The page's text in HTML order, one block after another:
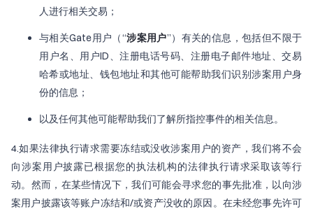
人进行相关交易；
与相关Gate用户（“涉案用户”）有关的信息，包括但不限于
用户名、用户ID、注册电话号码、注册电子邮件地址、交易
哈希或地址、钱包地址和其他可能帮助我们识别涉案用户身
份的信息；
以及任何其他可能帮助我们了解所指控事件的相关信息。
4.如果法律执行请求需要冻结或没收涉案用户的资产，我们将不会
向涉案用户披露已根据您的执法机构的法律执行请求采取该等行
动。然而，在某些情况下，我们可能会寻求您的事先批准，以向涉
案用户披露该等账户冻结和/或资产没收的原因。在未经您事先许可